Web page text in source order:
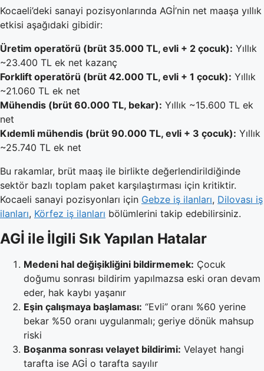
Kocaeli’deki sanayi pozisyonlarında AGİ’nin net maaşa yıllık
etkisi aşağıdaki gibidir:
Üretim operatörü (brüt 35.000 TL, evli + 2 çocuk): Yıllık
~23.400 TL ek net kazanç
Forklift operatörü (brüt 42.000 TL, evli + 1 çocuk): Yıllık
~21.060 TL ek net
Mühendis (brüt 60.000 TL, bekar): Yıllık ~15.600 TL ek
net
Kıdemli mühendis (brüt 90.000 TL, evli + 3 çocuk): Yıllık
~25.740 TL ek net
Bu rakamlar, brüt maaş ile birlikte değerlendirildiğinde
sektör bazlı toplam paket karşılaştırması için kritiktir.
Kocaeli sanayi pozisyonları için Gebze iş ilanları, Dilovası iş
ilanları, Körfez iş ilanları bölümlerini takip edebilirsiniz.
AGİ ile İlgili Sık Yapılan Hatalar
Medeni hal değişikliğini bildirmemek: Çocuk
doğumu sonrası bildirim yapılmazsa eski oran devam
eder, hak kaybı yaşanır
Eşin çalışmaya başlaması: “Evli” oranı %60 yerine
bekar %50 oranı uygulanmalı; geriye dönük mahsup
riski
Boşanma sonrası velayet bildirimi: Velayet hangi
tarafta ise AGİ o tarafta sayılır